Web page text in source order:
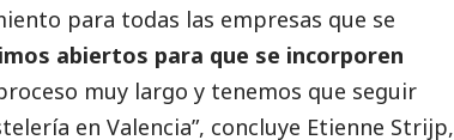
para todas las empresas que se
abiertos para que se incorporen
muy largo y tenemos que seguir
en Valencia”, concluye Etienne Strijp,